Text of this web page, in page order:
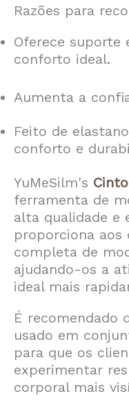
Razões para
Oferece suporte
conforto ideal.
Aumenta a
Feito de
conforto e
YuMeSilm's
ferramenta de
alta qualidade e
proporciona aos
completa de
ajudando-os a
ideal mais
É recomendado
usado em
para que os
experimentar
corporal mais